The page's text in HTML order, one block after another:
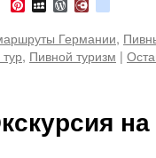
LiveJournal
PinterestMySpaceWordPress
Германии,
, Пивной туризм |